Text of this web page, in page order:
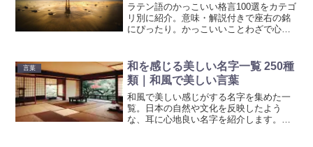
ラテン語のかっこいい格言100選をカテゴ
リ別に紹介。意味・解説付きで座右の銘
にぴったり。かっこいいことわざで心に
言葉
和を感じる美しい名字一覧 250種
類｜和風で美しい言葉
和風で美しい感じがする名字を集めた一
覧。日本の自然や文化を反映したよう
な、耳に心地良い名字を紹介します。伝